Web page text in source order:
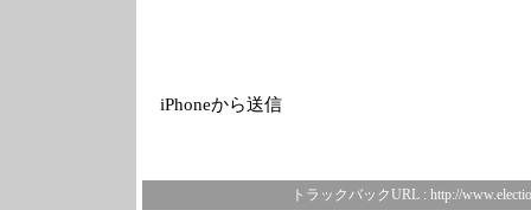
iPhoneから送信
トラックバックURL : http://